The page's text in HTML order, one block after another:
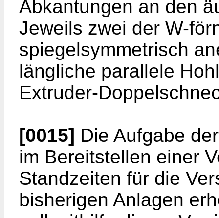
Abkantungen an den
Jeweils zwei der W-
spiegelsymmetrisch
längliche parallele
Extruder-
[0015] Die Aufgabe
im Bereitstellen einer
Standzeiten für die
bisherigen Anlagen